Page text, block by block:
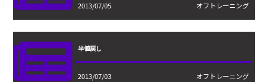
2013/07/05 オフトレーニング
半値戻し
2013/07/03 オフトレーニング